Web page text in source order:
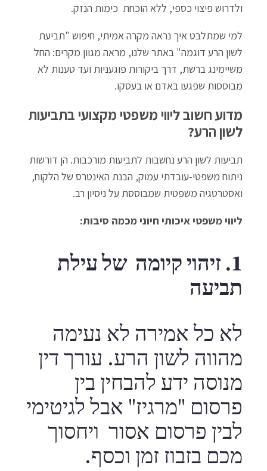
ולדרוש פיצוי כספי, ללא הוכחת כימות הנזק.
למי שמתלבט איך נראה מקרה אמיתי, חיפוש "תביעת
לשון הרע דוגמה" באתר שלנו, מראה מגוון מקרים: החל
משיימינג ברשת, דרך ביקורות פוגעניות ועד טענות לא
מבוססות שפגעו באדם או בעסקו.
מדוע חשוב ליווי משפטי מקצועי בתביעות
לשון הרע?
תביעות לשון הרע נחשבות לתביעות מורכבות. הן דורשות
ניתוח משפטי-עובדתי עמוק, הבנת האינטרס של הלקוח,
ואסטרטגיה משפטית שמבוססת על ניסיון רב.
ליווי משפטי איכותי חיוני מכמה סיבות:
1. זיהוי קיומה של עילת
תביעה
לא כל אמירה לא נעימה
מהווה לשון הרע. עורך דין
מנוסה ידע להבחין בין
פרסום "מרגיז" אבל לגיטימי
לבין פרסום אסור ויחסוך
מכם בזבוז זמן וכסף.